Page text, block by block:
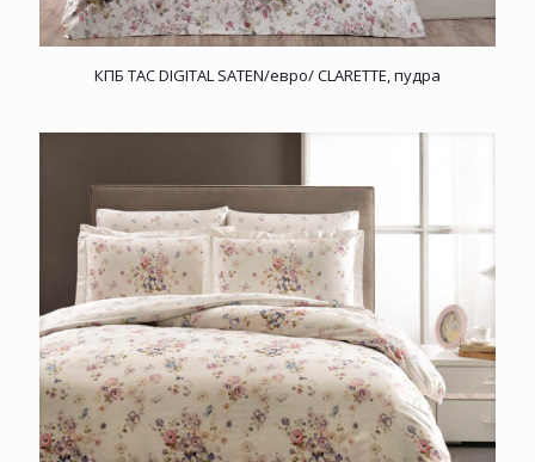
КПБ TAC DIGITAL SATEN/евро/ CLARETTE, пудра